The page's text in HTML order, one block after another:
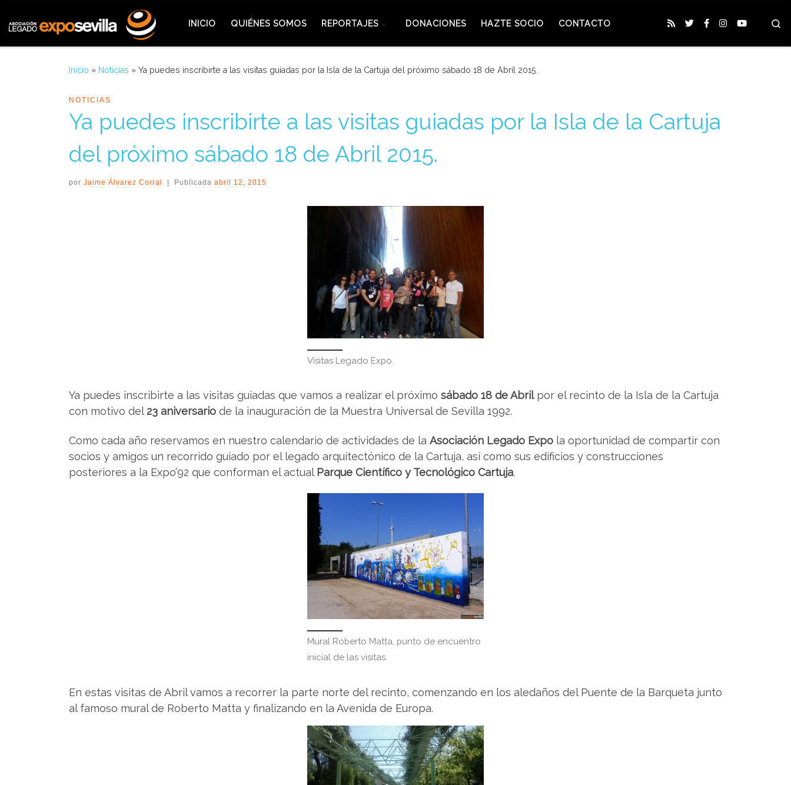
INICIO QUIÉNES SOMOS REPORTAJES DONACIONES HAZTE SOCIO CONTACTO
Inicio » Noticias » Ya puedes inscribirte a las visitas guiadas por la Isla de la Cartuja del próximo sábado 18 de Abril 2015.
NOTICIAS
Ya puedes inscribirte a las visitas guiadas por la Isla de la Cartuja
del próximo sábado 18 de Abril 2015.
por Jaime Álvarez Corral Publicada abril 12, 2015
Visitas Legado Expo.
Ya puedes inscribirte a las visitas guiadas que vamos a realizar el próximo sábado 18 de Abrilpor el recinto de la Isla de la Cartuja
con motivo del23 aniversario de la inauguración de la Muestra Universal de Sevilla 1992.
Como cada año reservamos en nuestro calendario de actividades de la Asociación Legado Expo la oportunidad de compartir con
socios y amigos un recorrido guiado por el legado arquitectónico de la Cartuja, así como sus edificios y construcciones
posteriores a la Expo’92 que conforman el actual Parque Científico y Tecnológico Cartuja.
Mural Roberto Matta, punto de encuentro
inicial de las visitas.
En estas visitas de Abril vamos a recorrer la parte norte del recinto, comenzando en los aledaños del Puente de la Barqueta junto
al famoso mural de Roberto Matta y finalizando en la Avenida de Europa.